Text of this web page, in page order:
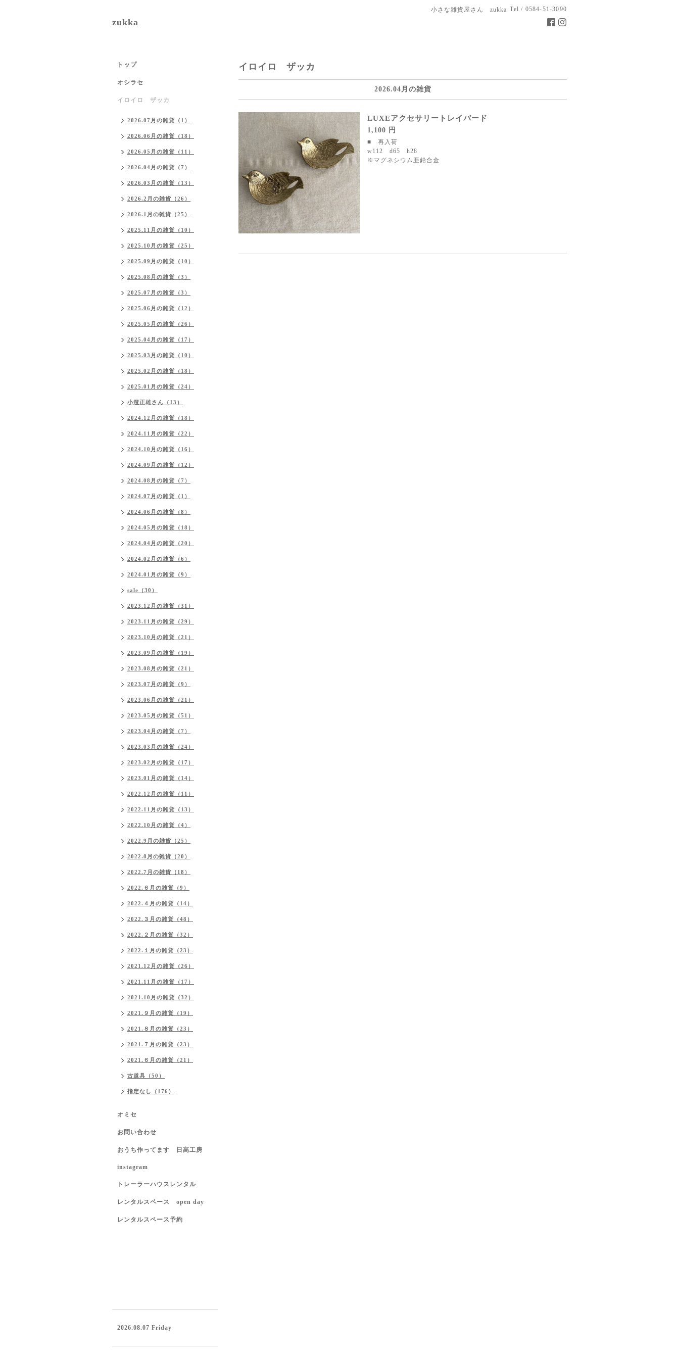
小さな雑貨屋さん zukka Tel / 0584-51-3090
zukka
イロイロ ザッカ
2026.04月の雑貨
LUXEアクセサリートレイバード
1,100 円
■ 再入荷
w112 d65 h28
※マグネシウム亜鉛合金
トップ
オシラセ
イロイロ ザッカ
2026.07月の雑貨（1）
2026.06月の雑貨（18）
2026.05月の雑貨（11）
2026.04月の雑貨（7）
2026.03月の雑貨（13）
2026.2月の雑貨（26）
2026.1月の雑貨（25）
2025.11月の雑貨（10）
2025.10月の雑貨（25）
2025.09月の雑貨（10）
2025.08月の雑貨（3）
2025.07月の雑貨（3）
2025.06月の雑貨（12）
2025.05月の雑貨（26）
2025.04月の雑貨（17）
2025.03月の雑貨（10）
2025.02月の雑貨（18）
2025.01月の雑貨（24）
小澄正雄さん（13）
2024.12月の雑貨（18）
2024.11月の雑貨（22）
2024.10月の雑貨（16）
2024.09月の雑貨（12）
2024.08月の雑貨（7）
2024.07月の雑貨（1）
2024.06月の雑貨（8）
2024.05月の雑貨（18）
2024.04月の雑貨（20）
2024.02月の雑貨（6）
2024.01月の雑貨（9）
sale（30）
2023.12月の雑貨（31）
2023.11月の雑貨（29）
2023.10月の雑貨（21）
2023.09月の雑貨（19）
2023.08月の雑貨（21）
2023.07月の雑貨（9）
2023.06月の雑貨（21）
2023.05月の雑貨（51）
2023.04月の雑貨（7）
2023.03月の雑貨（24）
2023.02月の雑貨（17）
2023.01月の雑貨（14）
2022.12月の雑貨（11）
2022.11月の雑貨（13）
2022.10月の雑貨（4）
2022.9月の雑貨（25）
2022.8月の雑貨（20）
2022.7月の雑貨（18）
2022.６月の雑貨（9）
2022.４月の雑貨（14）
2022.３月の雑貨（48）
2022.２月の雑貨（32）
2022.１月の雑貨（23）
2021.12月の雑貨（26）
2021.11月の雑貨（17）
2021.10月の雑貨（32）
2021.９月の雑貨（19）
2021.８月の雑貨（23）
2021.７月の雑貨（23）
2021.６月の雑貨（21）
古道具（50）
指定なし（176）
オミセ
お問い合わせ
おうち作ってます 日高工房
instagram
トレーラーハウスレンタル
レンタルスペース open day
レンタルスペース予約
2026.08.07 Friday